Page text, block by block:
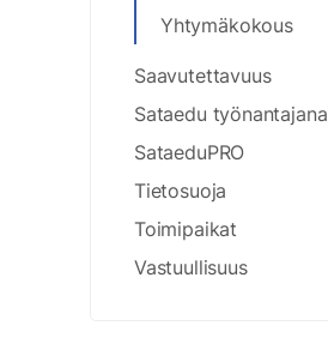
Yhtymäkokous
Saavutettavuus
Sataedu työnantajana
SataeduPRO
Tietosuoja
Toimipaikat
Vastuullisuus